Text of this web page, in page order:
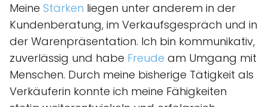
Meine Stärken liegen unter anderem in der
Kundenberatung, im Verkaufsgespräch und in
der Warenpräsentation. Ich bin kommunikativ,
zuverlässig und habe Freude am Umgang mit
Menschen. Durch meine bisherige Tätigkeit als
Verkäuferin konnte ich meine Fähigkeiten